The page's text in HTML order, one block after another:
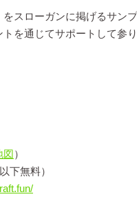
をスローガンに掲げるサン
を通じてサポートして参り
図）
下無料）